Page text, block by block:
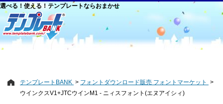
選べる！使える！テンプレートならおまかせ
テンプレートBANK
フォントダウンロード販売 フォントマーケット
ウインクスV1+JTCウインM1 - ニィスフォント(エヌアイシィ)